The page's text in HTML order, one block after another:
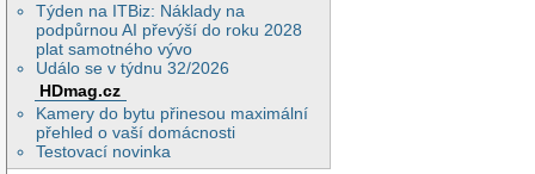
Týden na ITBiz: Náklady na
podpůrnou AI převýší do roku 2028
plat samotného vývo
Událo se v týdnu 32/2026
HDmag.cz
Kamery do bytu přinesou maximální
přehled o vaší domácnosti
Testovací novinka